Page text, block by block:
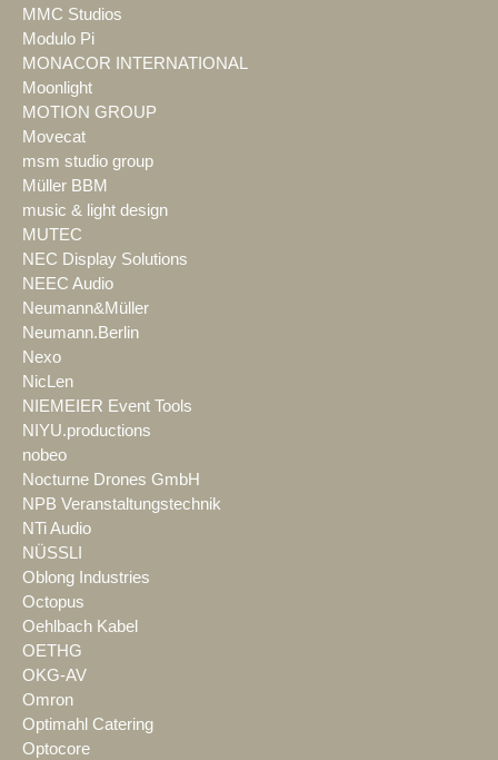
MMC Studios
Modulo Pi
MONACOR INTERNATIONAL
Moonlight
MOTION GROUP
Movecat
msm studio group
Müller BBM
music & light design
MUTEC
NEC Display Solutions
NEEC Audio
Neumann&Müller
Neumann.Berlin
Nexo
NicLen
NIEMEIER Event Tools
NIYU.productions
nobeo
Nocturne Drones GmbH
NPB Veranstaltungstechnik
NTi Audio
NÜSSLI
Oblong Industries
Octopus
Oehlbach Kabel
OETHG
OKG-AV
Omron
Optimahl Catering
Optocore